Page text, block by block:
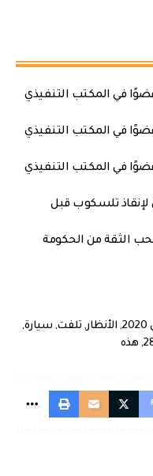
في المكتب التنفيذي
في المكتب التنفيذي
في المكتب التنفيذي
لإنقاذ تلسكوب قبل
الثقة من الحكومة
, الأنظار, تلفت, سيارة,
, هذه